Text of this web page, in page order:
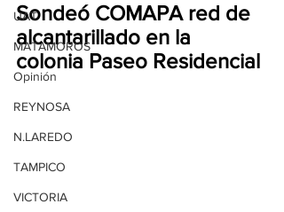
UAT
MATAMOROS
Opinión
REYNOSA
N.LAREDO
TAMPICO
VICTORIA
Sondeó COMAPA red de
alcantarillado en la
colonia Paseo Residencial